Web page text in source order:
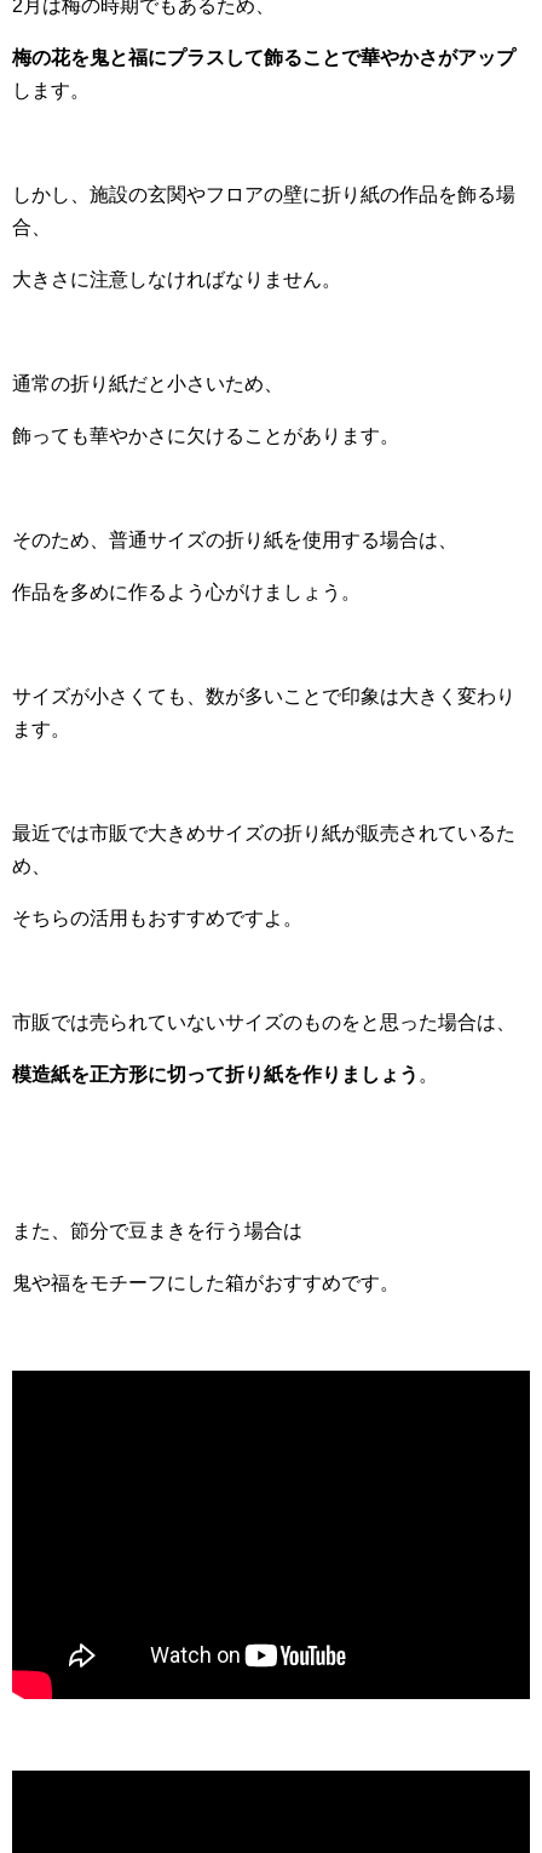
2月は梅の時期でもあるため、
梅の花を鬼と福にプラスして飾ることで華やかさがアップ
します。
しかし、施設の玄関やフロアの壁に折り紙の作品を飾る場
合、
大きさに注意しなければなりません。
通常の折り紙だと小さいため、
飾っても華やかさに欠けることがあります。
そのため、普通サイズの折り紙を使用する場合は、
作品を多めに作るよう心がけましょう。
サイズが小さくても、数が多いことで印象は大きく変わり
ます。
最近では市販で大きめサイズの折り紙が販売されているた
め、
そちらの活用もおすすめですよ。
市販では売られていないサイズのものをと思った場合は、
模造紙を正方形に切って折り紙を作りましょう 。
また、節分で豆まきを行う場合は
鬼や福をモチーフにした箱がおすすめです。